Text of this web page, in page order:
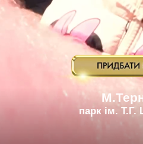
парк ім. Т.Г.